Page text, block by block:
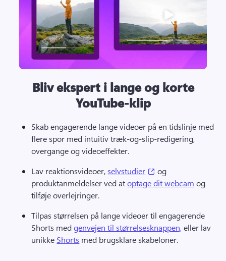
Bliv ekspert i lange og korte
YouTube-klip
Skab engagerende lange videoer på en tidslinje med
flere spor med intuitiv træk-og-slip-redigering,
overgange og videoeffekter.
Lav reaktionsvideoer, selvstudier (opens in a new tab)
og
produktanmeldelser ved at optage dit webcam og
tilføje overlejringer.
Tilpas størrelsen på lange videoer til engagerende
Shorts med genvejen til størrelsesknappen, eller lav
unikke Shorts med brugsklare skabeloner.